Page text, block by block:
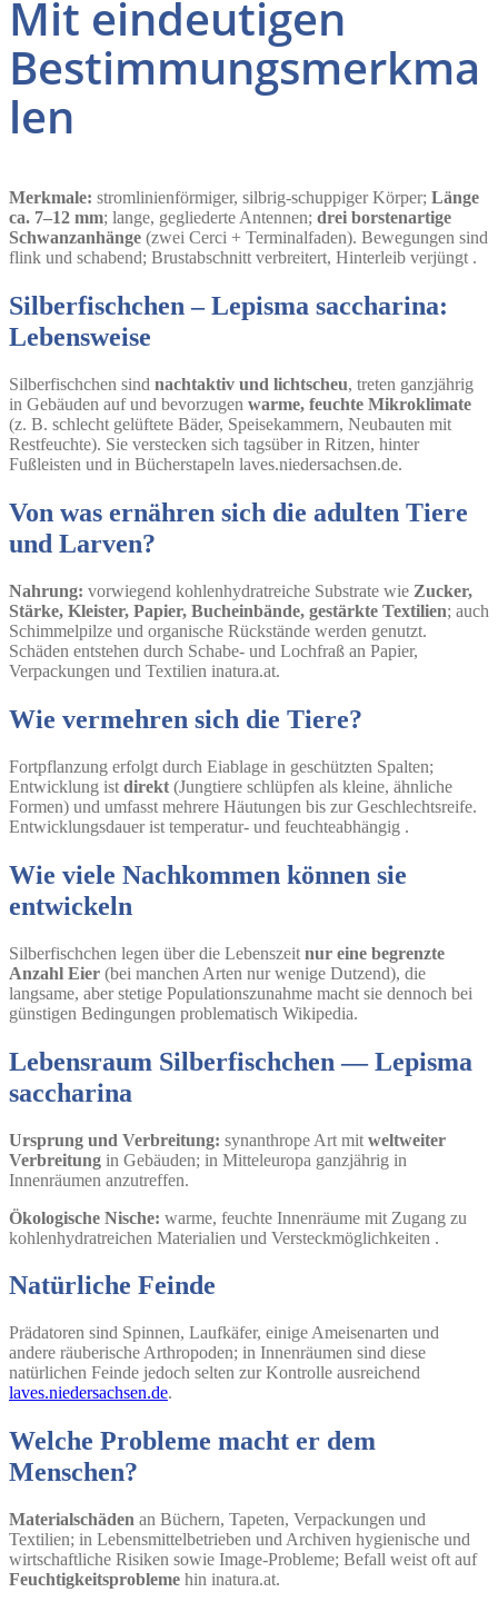
Mit eindeutigen
Bestimmungsmerkma
len
Merkmale: stromlinienförmiger, silbrig-schuppiger Körper; Länge
ca. 7–12 mm; lange, gegliederte Antennen; drei borstenartige
Schwanzanhänge (zwei Cerci + Terminalfaden). Bewegungen sind
flink und schabend; Brustabschnitt verbreitert, Hinterleib verjüngt .
Silberfischchen – Lepisma saccharina:
Lebensweise
Silberfischchen sind nachtaktiv und lichtscheu, treten ganzjährig
in Gebäuden auf und bevorzugen warme, feuchte Mikroklimate
(z. B. schlecht gelüftete Bäder, Speisekammern, Neubauten mit
Restfeuchte). Sie verstecken sich tagsüber in Ritzen, hinter
Fußleisten und in Bücherstapeln laves.niedersachsen.de.
Von was ernähren sich die adulten Tiere
und Larven?
Nahrung: vorwiegend kohlenhydratreiche Substrate wie Zucker,
Stärke, Kleister, Papier, Bucheinbände, gestärkte Textilien; auch
Schimmelpilze und organische Rückstände werden genutzt.
Schäden entstehen durch Schabe- und Lochfraß an Papier,
Verpackungen und Textilien inatura.at.
Wie vermehren sich die Tiere?
Fortpflanzung erfolgt durch Eiablage in geschützten Spalten;
Entwicklung ist direkt (Jungtiere schlüpfen als kleine, ähnliche
Formen) und umfasst mehrere Häutungen bis zur Geschlechtsreife.
Entwicklungsdauer ist temperatur- und feuchteabhängig .
Wie viele Nachkommen können sie
entwickeln
Silberfischchen legen über die Lebenszeit nur eine begrenzte
Anzahl Eier (bei manchen Arten nur wenige Dutzend), die
langsame, aber stetige Populationszunahme macht sie dennoch bei
günstigen Bedingungen problematisch Wikipedia.
Lebensraum Silberfischchen — Lepisma
saccharina
Ursprung und Verbreitung: synanthrope Art mit weltweiter
Verbreitung in Gebäuden; in Mitteleuropa ganzjährig in
Innenräumen anzutreffen.
Ökologische Nische: warme, feuchte Innenräume mit Zugang zu
kohlenhydratreichen Materialien und Versteckmöglichkeiten .
Natürliche Feinde
Prädatoren sind Spinnen, Laufkäfer, einige Ameisenarten und
andere räuberische Arthropoden; in Innenräumen sind diese
natürlichen Feinde jedoch selten zur Kontrolle ausreichend
laves.niedersachsen.de.
Welche Probleme macht er dem
Menschen?
Materialschäden an Büchern, Tapeten, Verpackungen und
Textilien; in Lebensmittelbetrieben und Archiven hygienische und
wirtschaftliche Risiken sowie Image-Probleme; Befall weist oft auf
Feuchtigkeitsprobleme hin inatura.at.